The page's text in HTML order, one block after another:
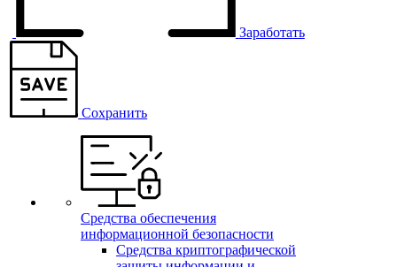
Заработать
Сохранить
Средства обеспечения
информационной безопасности
Средства криптографической